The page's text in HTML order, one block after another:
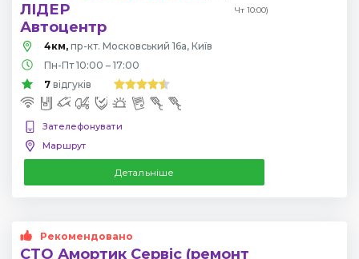
ЛІДЕР
Автоцентр
Чт 10:00)
4км, пр-кт. Московський 16а, Київ
Пн-Пт 10:00 – 17:00
7 відгуків
Зателефонувати
Маршрут
Детальніше
Рекомендовано
СТО Амортик Сервіс (ремонт